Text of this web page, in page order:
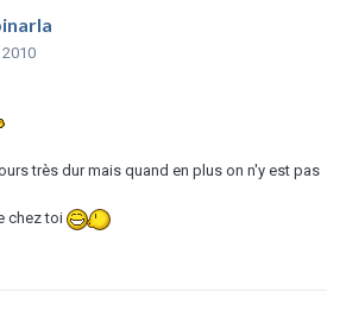
2010
très dur mais quand en plus on n'y est pas
chez toi